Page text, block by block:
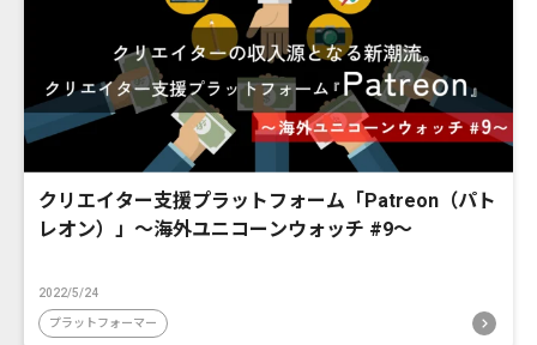
クリエイター支援プラットフォーム「Patreon（パト
レオン）」〜海外ユニコーンウォッチ #9〜
2022/5/24
プラットフォーマー